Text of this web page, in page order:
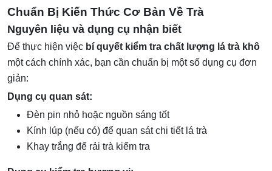
Chuẩn Bị Kiến Thức Cơ Bản Về Trà
Nguyên liệu và dụng cụ nhận biết
Để thực hiện việc bí quyết kiểm tra chất lượng lá trà khô
một cách chính xác, bạn cần chuẩn bị một số dụng cụ đơn
giản:
Dụng cụ quan sát:
Đèn pin nhỏ hoặc nguồn sáng tốt
Kính lúp (nếu có) để quan sát chi tiết lá trà
Khay trắng để rải trà kiểm tra